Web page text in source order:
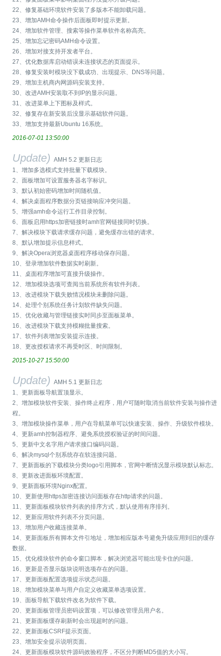
22、修复基础环境软件安装了多版本不能卸载问题。
23、增加AMH命令操作后面板即时提示更新。
24、增加软件管理、搜索等操作菜单软件名称高亮。
25、增加忘记密码AMH命令设置。
26、增加对接支持开发者平台。
27、优化数据库启动错误未连接状态的页面提示。
28、修复安装时模块没下载成功、出现提示、DNS等问题。
29、增加主机商内网源码安装支持。
30、改进AMH安装取不到IP的显示问题。
31、改进菜单上下图标及样式。
32、修复存在新安装后没显示基础软件问题。
33、增加支持最新Ubuntu 16系统。
2016-07-01 13:50:00
Update) AMH 5.2 更新日志
1、增加多选模式支持批量下载模块。
2、面板增加可设置服务器名字标识。
3、默认初始密码增加时间随机值。
4、解决桌面程序数据分页链接响应冲突问题。
5、增强amh命令运行工作目录控制。
6、面板启用https加密链接时amh官网链接同时切换。
7、解决模块下载请求缓存问题，避免缓存出错的请求。
8、默认增加提示信息样式。
9、解决Opera浏览器桌面程序移动保存问题。
10、登录增加软件数据实时刷新。
11、桌面程序增加可直接升级操作。
12、增加模块选项可查阅当前系统所有软件列表。
13、改进模块下载失败情况模块未删除问题。
14、处理个别系统任务计划软件缺失问题。
15、优化收藏与管理链接实时同步至面板菜单。
16、改进模块下载支持模糊批量搜索。
17、软件列表增加安装提示连接。
18、更改授权请求不再受时区、时间限制。
2015-10-27 15:50:00
Update) AMH 5.1 更新日志
1、更新面板导航置顶显示。
2、增加模块软件安装、操作终止程序，用户可随时取消当前软件安装与操作进
程。
3、增加模块操作菜单，用户在导航菜单可以快速安装、操作、升级软件模块。
4、更新amh控制器程序、避免系统授权验证的时间问题。
5、更新中文名字用户请求接口编码问题。
6、解决mysql个别系统存在软连接问题。
7、更新面板的下载模块分类logo引用脚本，官网中断情况显示模块默认标志。
8、更新改进面板环境配置。
9、更新面板环境Nginx配置。
10、更新使用https加密连接访问面板存在http请求的问题。
11、更新面板模块软件列表的排序方式，默认使用有序排列。
12、更新应用软件列表不分页问题。
13、增加用户收藏连接菜单。
14、更新面板所有脚本文件引地址，增加相应版本号避免升级应用到旧的缓存
数据。
15、优化模块软件的命令窗口脚本，解决浏览器可能出现卡住的问题。
16、更新是否显示版块说明选项存在的问题。
17、更新面板配置选项提示状态问题。
18、增加模块菜单与用户自定义收藏菜单选项设置。
19、面板导航下载软件改名为软件下载。
20、更新面板管理员密码设置项，可以修改管理员用户名。
21、更新面板缓存刷新时会出现超时的问题。
22、更新面板CSRF提示页面。
23、增加安全提示说明页面。
24、更新面板模块软件源码效验程序，不区分判断MD5值的大小写。